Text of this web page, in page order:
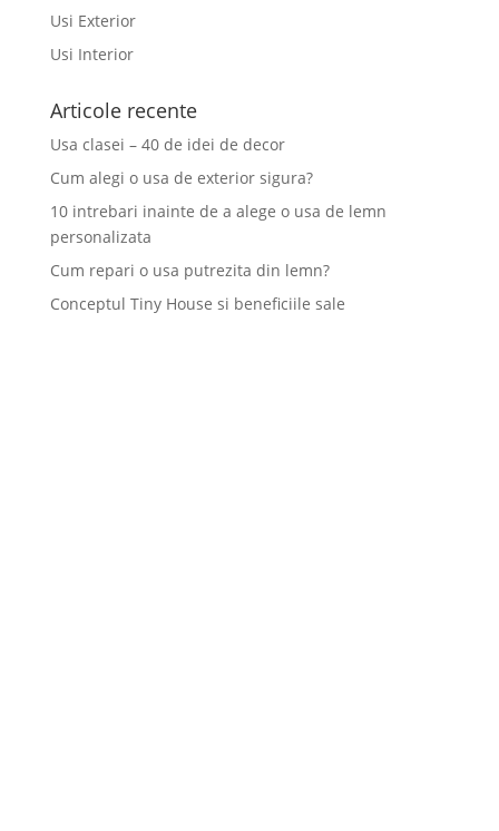
Usi Exterior
Usi Interior
Articole recente
Usa clasei – 40 de idei de decor
Cum alegi o usa de exterior sigura?
10 intrebari inainte de a alege o usa de lemn
personalizata
Cum repari o usa putrezita din lemn?
Conceptul Tiny House si beneficiile sale